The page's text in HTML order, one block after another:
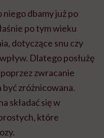
niego dbamy już po
po tym wieku
dotyczące snu czy
Dlatego posłużę
poprzez zwracanie
zróżnicowana.
składać się w
które